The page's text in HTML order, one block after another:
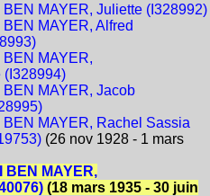
BEN MAYER, Juliette (I328992)
BEN MAYER, Alfred
BEN MAYER,
(I328994)
BEN MAYER, Jacob
BEN MAYER, Rachel Sassia
(26 nov 1928 - 1 mars
BEN MAYER,
(18 mars 1935 - 30 juin